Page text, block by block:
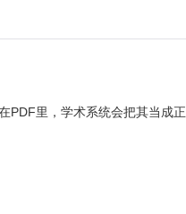
PDF里，学术系统会把其当成正